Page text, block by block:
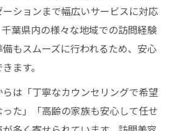
ションまで幅広いサービスに対応
葉県内の様々な地域での訪問経験
もスムーズに行われるため、安心
ます。
は「丁寧なカウンセリングで希望
た」「高齢の家族も安心して任せ